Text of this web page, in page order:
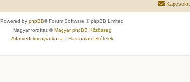
Kapcsolat
Powered by phpBB® Forum Software © phpBB Limited
Magyar fordítás ©Magyar phpBB Közösség
Adatvédelmi nyilatkozat| Használati feltételek